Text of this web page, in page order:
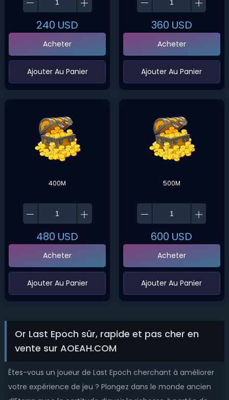
240 USD
Acheter
‌Ajouter Au Panier
360 USD
Acheter
‌Ajouter Au Panier
400M
480 USD
Acheter
‌Ajouter Au Panier
500M
600 USD
Acheter
‌Ajouter Au Panier
Or Last Epoch sûr, rapide et pas cher en
vente sur AOEAH.COM
Êtes-vous un joueur de Last Epoch cherchant à améliorer
votre expérience de jeu ? Plongez dans le monde ancien